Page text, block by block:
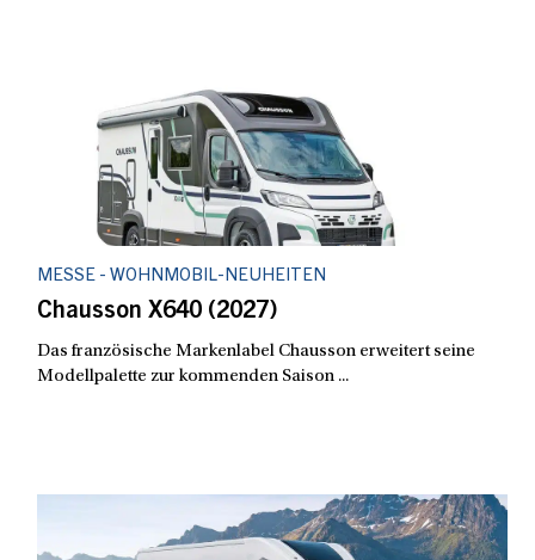
MESSE - WOHNMOBIL-NEUHEITEN
Chausson X640 (2027)
Das französische Markenlabel Chausson erweitert seine
Modellpalette zur kommenden Saison ...